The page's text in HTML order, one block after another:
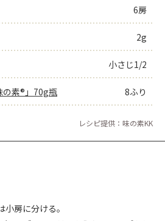
6房
2g
小さじ1/2
の素®」70g瓶 8ふり
レシピ提供：味の素KK
房に分ける。